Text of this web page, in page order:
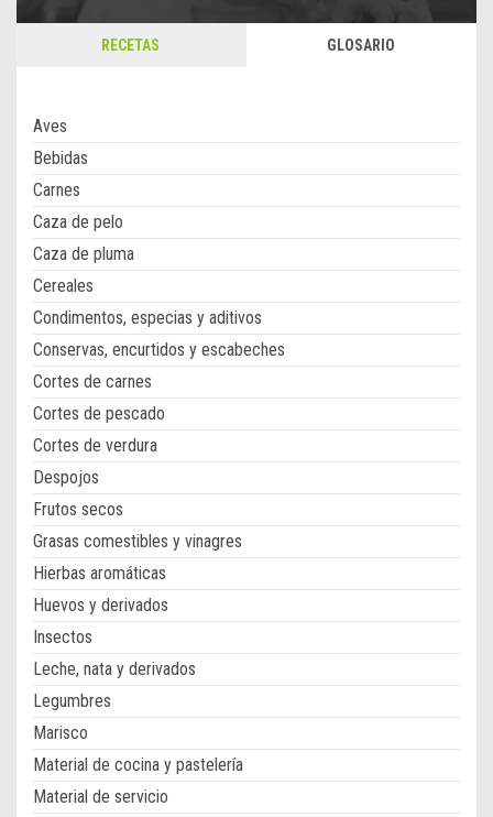
RECETAS GLOSARIO
Aves
Bebidas
Carnes
Caza de pelo
Caza de pluma
Cereales
Condimentos, especias y aditivos
Conservas, encurtidos y escabeches
Cortes de carnes
Cortes de pescado
Cortes de verdura
Despojos
Frutos secos
Grasas comestibles y vinagres
Hierbas aromáticas
Huevos y derivados
Insectos
Leche, nata y derivados
Legumbres
Marisco
Material de cocina y pastelería
Material de servicio